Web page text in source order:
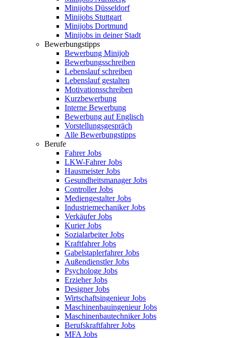
Minijobs Düsseldorf
Minijobs Stuttgart
Minijobs Dortmund
Minijobs in deiner Stadt
Bewerbungstipps
Bewerbung Minijob
Bewerbungsschreiben
Lebenslauf schreiben
Lebenslauf gestalten
Motivationsschreiben
Kurzbewerbung
Interne Bewerbung
Bewerbung auf Englisch
Vorstellungsgespräch
Alle Bewerbungstipps
Berufe
Fahrer Jobs
LKW-Fahrer Jobs
Hausmeister Jobs
Gesundheitsmanager Jobs
Controller Jobs
Mediengestalter Jobs
Industriemechaniker Jobs
Verkäufer Jobs
Kurier Jobs
Sozialarbeiter Jobs
Kraftfahrer Jobs
Gabelstaplerfahrer Jobs
Außendienstler Jobs
Psychologe Jobs
Erzieher Jobs
Designer Jobs
Wirtschaftsingenieur Jobs
Maschinenbauingenieur Jobs
Maschinenbautechniker Jobs
Berufskraftfahrer Jobs
MFA Jobs